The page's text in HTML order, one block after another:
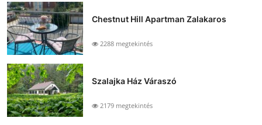
Chestnut Hill Apartman Zalakaros
2288 megtekintés
Szalajka Ház Váraszó
2179 megtekintés